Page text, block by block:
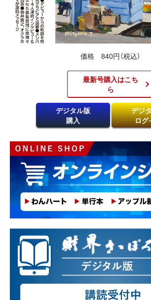
価格 840円（税込）
最新号購入はこち
ら​
デジタル版
購入
デジ
ログ